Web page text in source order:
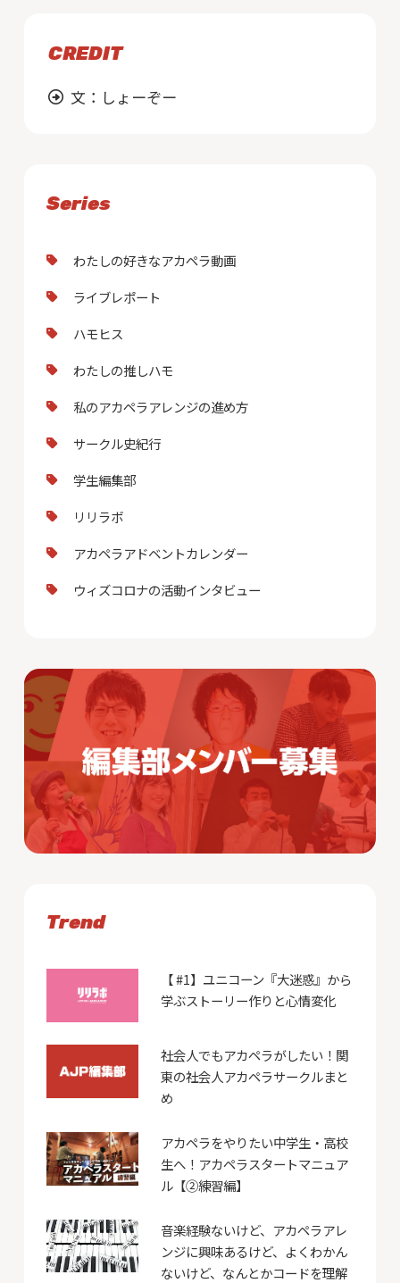
CREDIT
文 ：しょーぞー
Series
わたしの好きなアカペラ動画
ライブレポート
ハモヒス
わたしの推しハモ
私のアカペラアレンジの進め方
サークル史紀行
学生編集部
リリラボ
アカペラアドベントカレンダー
ウィズコロナの活動インタビュー
Trend
【 #1】ユニコーン『大迷惑』から
学ぶストーリー作りと心情変化
社会人でもアカペラがしたい！関
東の社会人アカペラサークルまと
め
アカペラをやりたい中学生・高校
生へ！アカペラスタートマニュア
ル【②練習編】
音楽経験ないけど、アカペラアレ
ンジに興味あるけど、よくわかん
ないけど、なんとかコードを理解